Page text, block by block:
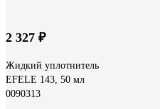
2 327 ₽
Жидкий уплотнитель
EFELE 143, 50 мл
0090313